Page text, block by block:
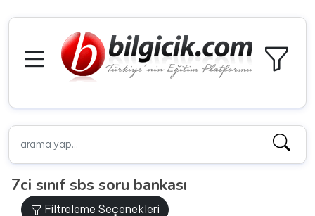
7ci sınıf sbs soru bankası
Filtreleme Seçenekleri